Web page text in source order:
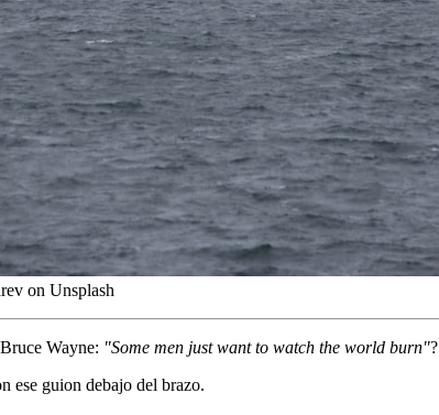
on Unsplash
Wayne: "Some men just want to watch the world burn"?
ese guion debajo del brazo.